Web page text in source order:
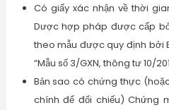
Có giấy xác nhận về thời
Dược hợp pháp được cấp
theo mẫu được quy định bởi
“Mẫu số 3/GXN, thông tư 10/
Bản sao có chứng thực
chính để đối chiếu) Chứng